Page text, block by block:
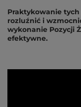
Praktykowanie
rozluźnić i
wykonanie Pozycji
efektywne.